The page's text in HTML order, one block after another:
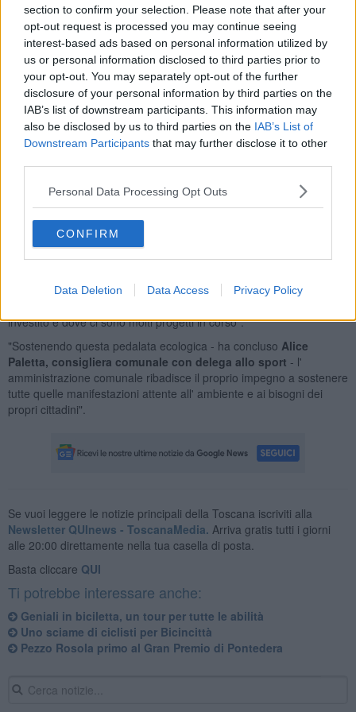
section to confirm your selection. Please note that after your
opt-out request is processed you may continue seeing
interest-based ads based on personal information utilized by
us or personal information disclosed to third parties prior to
your opt-out. You may separately opt-out of the further
disclosure of your personal information by third parties on the
IAB’s list of downstream participants. This information may
also be disclosed by us to third parties on the IAB’s List of
Downstream Participants that may further disclose it to other
Personal Data Processing Opt Outs
CONFIRM
Data Deletion Data Access Privacy Policy
"L'evento, che mira ad unire sport, ecologia e socialità, è aperto a
persone di tutte le età e prevede una pedalata non competitiva
lungo un percorso cittadinocon lo scopo di sensibilizzare le
persone sui temi della mobilità sostenibile e della tutela
ambientale, oltre che la convivialità. Un momento di incontro per
famiglie, giovani e appassionati di ciclismo con l' obiettivo di
stili di vita sani e una città più vivibile.
- ha spiegatoDomiziano Lenzi, presidente comitato Uisp Valdera -
promuoviamo da sempre manifestazioni di questo tipo proprio per
portare avanti i principi di sport e stili di vita sani e continueremo a
farlo. Ringraziamo l’amministrazione comunale e tutti i partner che
ci hanno sostenuto ed aiutato per la realizzazione ".
"Un appuntamento che ritorna e che ha alle spalle già tantissime
- e che attraverserà la città promuovendo la mobilità
investito e dove ci sono molti progetti in corso".
"Sostenendo questa pedalata ecologica - ha concluso Alice
Paletta, consigliera comunale con delega allo sport - l'
amministrazione comunale ribadisce il proprio impegno a sostenere
tutte quelle manifestazioni attente all' ambiente e ai bisogni dei
propri cittadini".
Se vuoi leggere le notizie principali della Toscana iscriviti alla
Newsletter QUInews - ToscanaMedia. Arriva gratis tutti i giorni
alle 20:00 direttamente nella tua casella di posta.
Basta cliccare QUI
Ti potrebbe interessare anche:
Geniali in biciletta, un tour per tutte le abilità
Uno sciame di ciclisti per Bicincittà
Pezzo Rosola primo al Gran Premio di Pontedera